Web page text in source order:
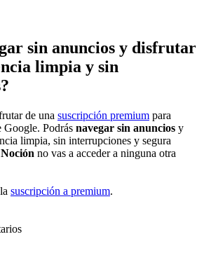
sin anuncios y disfrutar
limpia y sin
de una suscripción premium para
Google. Podrás navegar sin anuncios y
limpia, sin interrupciones y segura
no vas a acceder a ninguna otra
suscripción a premium.